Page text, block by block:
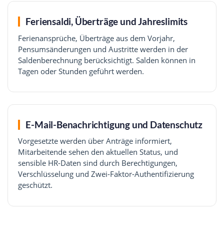
Feriensaldi, Überträge und Jahreslimits
Ferienansprüche, Überträge aus dem Vorjahr,
Pensumsänderungen und Austritte werden in der
Saldenberechnung berücksichtigt. Salden können in
Tagen oder Stunden geführt werden.
E-Mail-Benachrichtigung und Datenschutz
Vorgesetzte werden über Anträge informiert,
Mitarbeitende sehen den aktuellen Status, und
sensible HR-Daten sind durch Berechtigungen,
Verschlüsselung und Zwei-Faktor-Authentifizierung
geschützt.